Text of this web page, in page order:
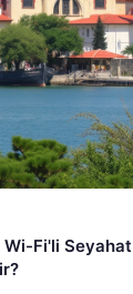
Wi-Fi'li Seyahat